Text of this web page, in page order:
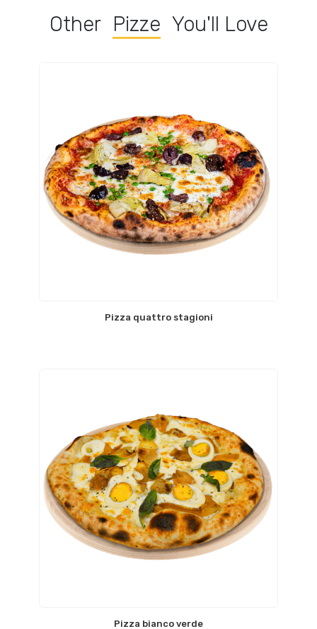
Other Pizze You'll Love
Pizza quattro stagioni
Pizza bianco verde